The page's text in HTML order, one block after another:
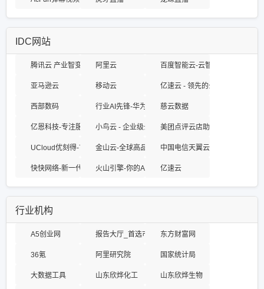
IDC网站
腾讯云 产业智变·云启未来 - 腾讯
阿里云 百度智能云-云智一体深入产业
亚马逊云 移动云 亿速云 - 领先的云服务器、高防
西部数码 行业AI先锋-华为云 慈云数据
亿恩科技-专注服务器托管23年小鸟云 - 企业级云服务器、虚拟主机、服务器租用托
美团点评云店助手——为餐厅提
UCloud优刻得-首家公有云科创板上市公司
金山云-全球高品质云服务专家
中国电信天翼云
快快网络-新一代云安全引领者
火山引擎-你的AI云 亿速云
行业机构
A5创业网 报告大厅_首选市场调研报告门户_专业提供各行业市
东方财富网
36氪 阿里研究院 国家统计局
大数据工具 山东欣烨化工 山东欣烨生物